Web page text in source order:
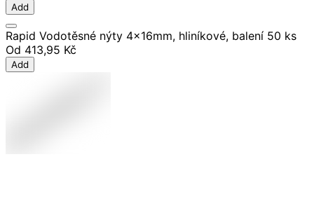
Add
Rapid Vodotěsné nýty 4x16mm, hliníkové, balení 50 ks
Od 413,95 Kč
Add